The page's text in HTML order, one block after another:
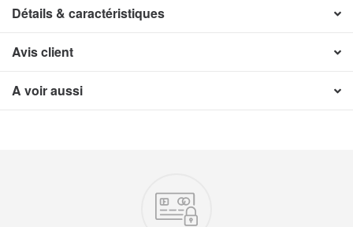
Détails & caractéristiques
Avis client
A voir aussi